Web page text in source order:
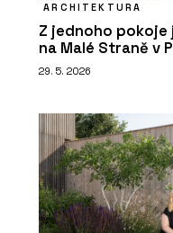
ARCHITEKTURA
Z jednoho
na Malé Straně v
29. 5. 2026